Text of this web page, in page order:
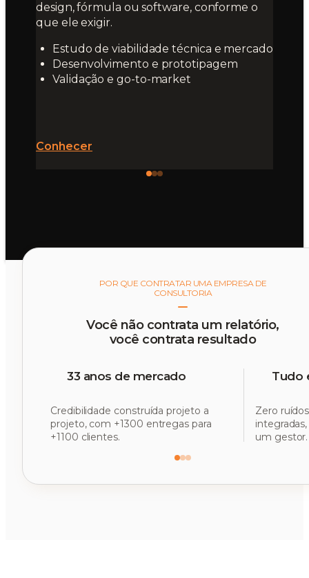
design, fórmula ou software, conforme o
que ele exigir.
Estudo de viabilidade técnica e mercado
Desenvolvimento e prototipagem
Validação e go-to-market
Conhecer
POR QUE CONTRATAR UMA EMPRESA DE
CONSULTORIA
Você não contrata um relatório,
você contrata resultado
33 anos de mercado
Credibilidade construída projeto a
projeto, com +1300 entregas para
+1100 clientes.
Tudo
Zero
um gestor.